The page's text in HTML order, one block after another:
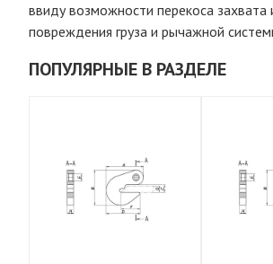
ввиду возможности перекоса захвата
повреждения груза и рычажной
ПОПУЛЯРНЫЕ В РАЗДЕЛЕ